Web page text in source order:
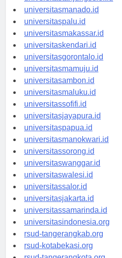
universitastanjungselor.id
universitasmanado.id
universitaspalu.id
universitasmakassar.id
universitaskendari.id
universitasgorontalo.id
universitasmamuju.id
universitasambon.id
universitasmaluku.id
universitassofifi.id
universitasjayapura.id
universitaspapua.id
universitasmanokwari.id
universitassorong.id
universitaswanggar.id
universitaswalesi.id
universitassalor.id
universitasjakarta.id
universitassamarinda.id
universitasindonesia.org
rsud-tangerangkab.org
rsud-kotabekasi.org